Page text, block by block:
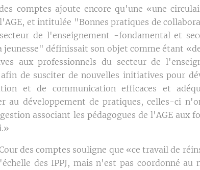
comptes ajoute encore qu'une «une
et intitulée "Bonnes pratiques de
de l'enseignement -fondamental et
jeunesse" définissait son objet comme étant
aux professionnels du secteur de
afin de susciter de nouvelles initiatives pour
et de communication efficaces et
au développement de pratiques, celles-ci
associant les pédagogues de l'AGE aux
des comptes souligne que «ce travail de
des IPPJ, mais n'est pas coordonné